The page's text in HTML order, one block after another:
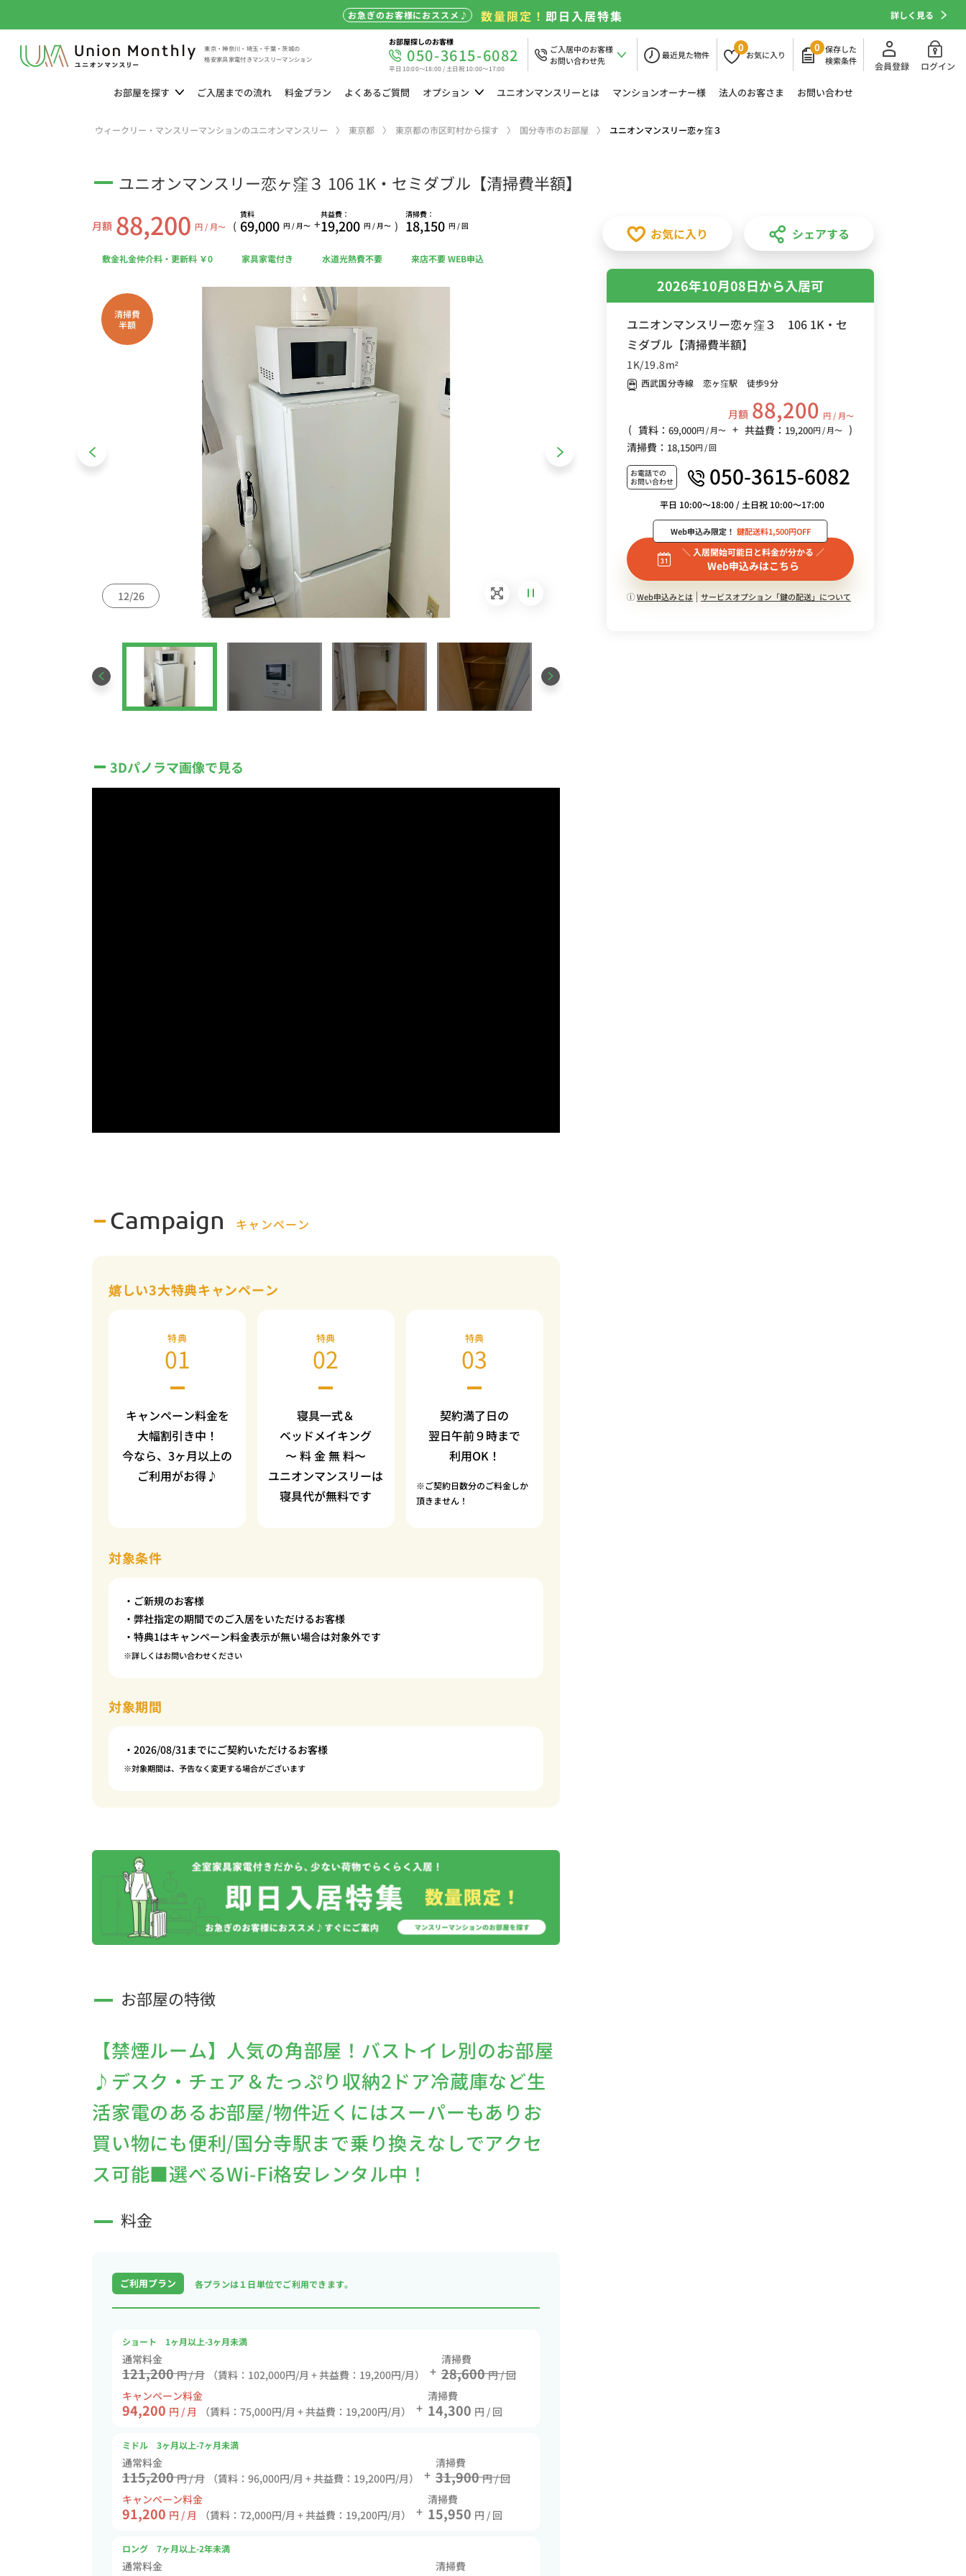
お急ぎのお客様におススメ♪ 数量限定！即日入居特集 詳しく見る
東京・神奈川・埼玉・千葉・茨城の
格安家具家電付きマンスリーマンション
お部屋探しのお客様
050-3615-6082
平日 10:00～18:00 / 土日祝 10:00～17:00
ご入居中のお客様
お問い合わせ先
最近見た物件
0
お気に入り
0 保存した
検索条件
会員登録 ログイン
お部屋を探す ご入居までの流れ 料金プラン よくあるご質問 オプション ユニオンマンスリーとは マンションオーナー様 法人のお客さま お問い合わせ
ウィークリー・マンスリーマンションのユニオンマンスリー 東京都 東京都の市区町村から探す 国分寺市のお部屋 ユニオンマンスリー恋ヶ窪３
ユニオンマンスリー恋ヶ窪３ 106 1K・セミダブル【清掃費半額】
月額 88,200 円 / 月〜 (
賃料
69,000 円 / 月〜 +
共益費：
19,200 円 / 月〜 )
清掃費：
18,150 円 / 回
敷金礼金仲介料・更新料 ￥0 家具家電付き 水道光熱費不要 来店不要 WEB申込
お気に入り シェアする
清掃費
半額
12/26
3Dパノラマ画像で見る
Campaign キャンペーン
嬉しい3大特典キャンペーン
特典
01
キャンペーン料金を
大幅割引き中！
今なら、3ヶ月以上の
ご利用がお得♪
特典
02
寝具一式＆
ベッドメイキング
〜 料 金 無 料〜
ユニオンマンスリーは
寝具代が無料です
特典
03
契約満了日の
翌日午前９時まで
利用OK！
※ご契約日数分のご料金しか
頂きません！
対象条件
・ご新規のお客様
・弊社指定の期間でのご入居をいただけるお客様
・特典1はキャンペーン料金表示が無い場合は対象外です
※詳しくはお問い合わせください
対象期間
・2026/08/31までにご契約いただけるお客様
※対象期間は、予告なく変更する場合がございます
お部屋の特徴
【禁煙ルーム】人気の角部屋！バストイレ別のお部屋
♪デスク・チェア＆たっぷり収納2ドア冷蔵庫など生
活家電のあるお部屋/物件近くにはスーパーもありお
買い物にも便利/国分寺駅まで乗り換えなしでアクセ
ス可能■選べるWi-Fi格安レンタル中！
料金
ご利用プラン 各プランは１日単位でご利用できます。
ショート 1ヶ月以上-3ヶ月未満
通常料金
121,200 円 / 月 （賃料：102,000円/月 + 共益費：19,200円/月） +
清掃費
28,600 円 / 回
キャンペーン料金
94,200 円 / 月 （賃料：75,000円/月 + 共益費：19,200円/月） +
清掃費
14,300 円 / 回
ミドル 3ヶ月以上-7ヶ月未満
通常料金
115,200 円 / 月 （賃料：96,000円/月 + 共益費：19,200円/月） +
清掃費
31,900 円 / 回
キャンペーン料金
91,200 円 / 月 （賃料：72,000円/月 + 共益費：19,200円/月） +
清掃費
15,950 円 / 回
ロング 7ヶ月以上-2年未満
通常料金 清掃費
2026年10月08日から入居可
ユニオンマンスリー恋ヶ窪３ 106 1K・セ
ミダブル【清掃費半額】
1K/19.8m²
西武国分寺線 恋ヶ窪駅 徒歩9分
月額 88,200 円 / 月〜
( 賃料： 69,000円 / 月〜 + 共益費： 19,200円 / 月〜
)
清掃費： 18,150円 / 回
お電話での
お問い合わせ
050-3615-6082
平日 10:00～18:00 / 土日祝 10:00～17:00
＼ 入居開始可能日と料金が分かる ／
Web申込みはこちら
Web申込み限定！ 鍵配送料1,500円OFF
Web申込みとは サービスオプション「鍵の配送」について